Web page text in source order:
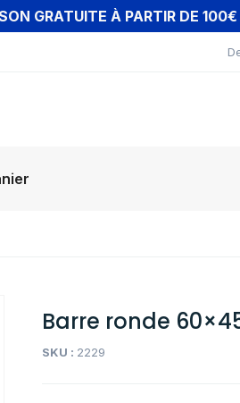
GRATUITE À PARTIR DE
Barre ronde
SKU : 2229